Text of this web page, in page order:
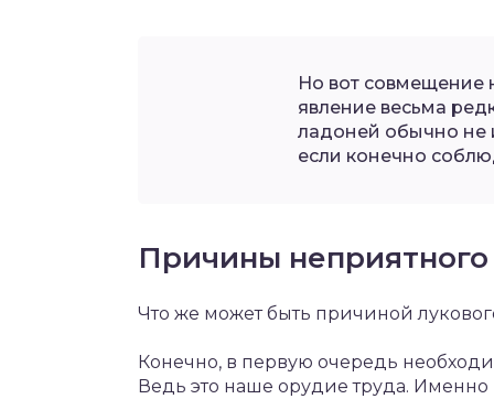
Но вот совмещение
явление весьма
ладоней обычно не
если конечно
Причины неприятного
Что же может быть причиной
Конечно, в первую очередь
Ведь это наше орудие труда.